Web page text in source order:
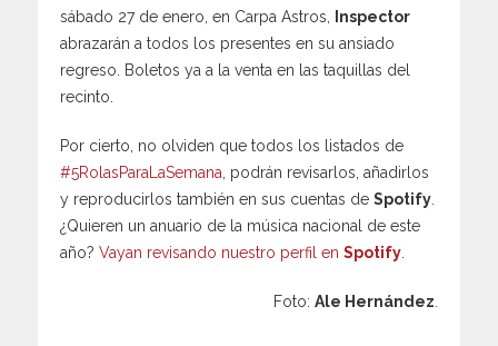
sábado 27 de enero, en Carpa Astros,
Inspector
abrazarán a todos los presentes en su ansiado
regreso. Boletos ya a la venta en las taquillas del
recinto.
Por cierto, no olviden que todos los listados de
#5RolasParaLaSemana , podrán revisarlos, añadirlos
y reproducirlos también en sus cuentas de Spotify
¿Quieren un anuario de la música nacional de este
año? Vayan revisando nuestro perfil en Spotify
Foto: Ale Hernández